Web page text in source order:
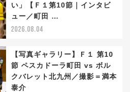
い」【Ｆ１第10節｜インタビ
ュー／町田 …
2026.08.04
【写真ギャラリー】Ｆ１ 第10
節 ペスカドーラ町田 vs ボル
クバレット北九州／撮影＝満本
泰介